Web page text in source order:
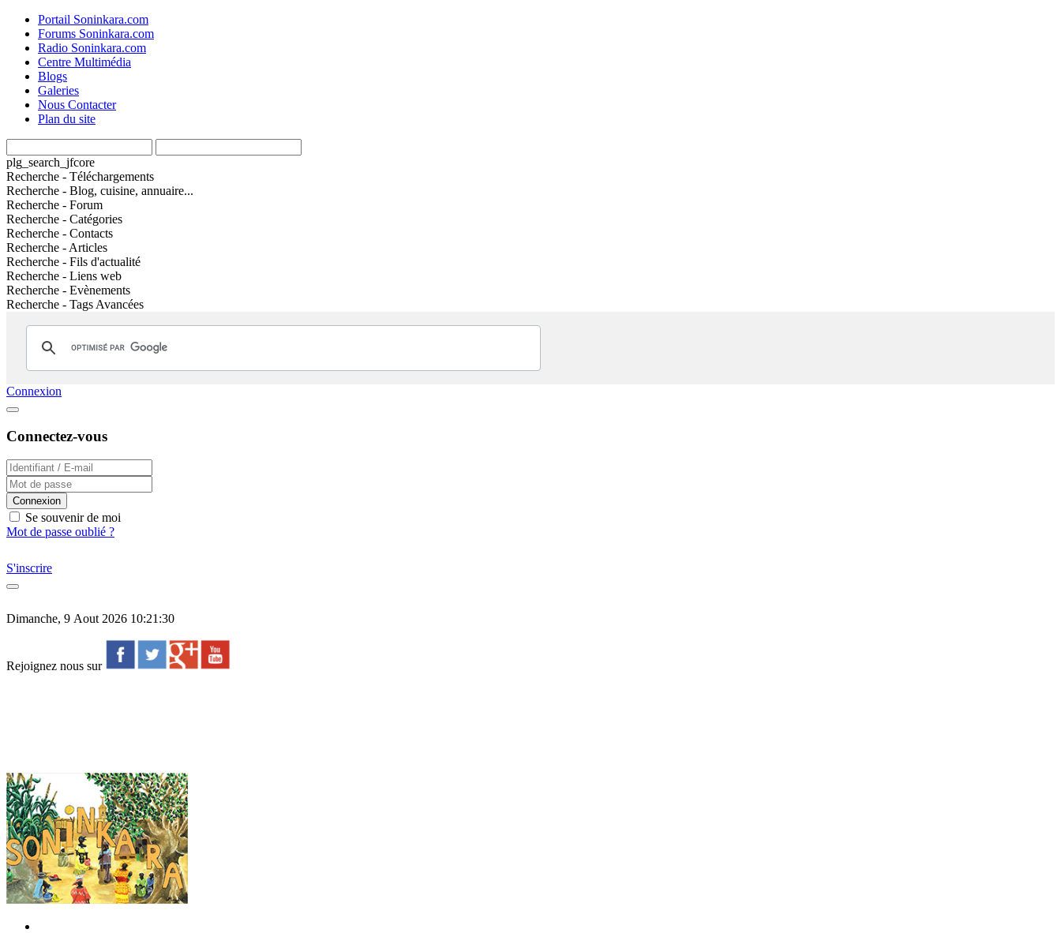
Portail Soninkara.com
Forums Soninkara.com
Radio Soninkara.com
Centre Multimédia
Blogs
Galeries
Nous Contacter
Plan du site
plg_search_jfcore
Recherche - Téléchargements
Recherche - Blog, cuisine, annuaire...
Recherche - Forum
Recherche - Catégories
Recherche - Contacts
Recherche - Articles
Recherche - Fils d'actualité
Recherche - Liens web
Recherche - Evènements
Recherche - Tags Avancées
Connexion
Connectez-vous
Connexion
Se souvenir de moi
Mot de passe oublié ?
S'inscrire
Dimanche, 9 Aout 2026 10:21:30
Rejoignez nous sur